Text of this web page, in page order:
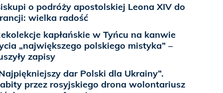
o podróży apostolskiej Leona XIV do
wielka radość
kapłańskie w Tyńcu na kanwie
„największego polskiego mistyka” –
zapisy
dar Polski dla Ukrainy”.
przez rosyjskiego drona wolontariusz